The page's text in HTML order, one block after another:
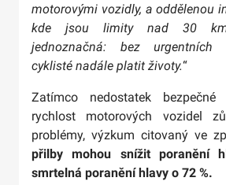
motorovými vozidly, a oddělenou
kde jsou limity nad 30
jednoznačná: bez urgentních
cyklisté nadále platit životy.“
Zatímco nedostatek
rychlost motorových vozidel
problémy, výzkum citovaný ve
přilby mohou snížit poranění
smrtelná poranění hlavy o 72 %.